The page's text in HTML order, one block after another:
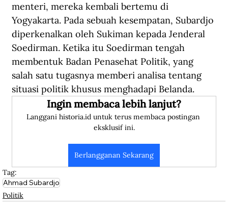
menteri, mereka kembali bertemu di
Yogyakarta. Pada sebuah kesempatan, Subardjo
diperkenalkan oleh Sukiman kepada Jenderal
Soedirman. Ketika itu Soedirman tengah
membentuk Badan Penasehat Politik, yang
salah satu tugasnya memberi analisa tentang
situasi politik khusus menghadapi Belanda.
Ingin membaca lebih lanjut?
Langgani historia.id untuk terus membaca postingan
eksklusif ini.
Berlangganan Sekarang
Tag:
Ahmad Subardjo
Politik